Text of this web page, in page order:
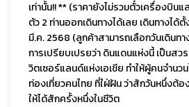
เท่านั้น!! ** (ราคายังไม่รวมตั๋วเครื่องบิน
ตัว 2 ท่านออกเดินทางได้เลย เดินทางได้
มี.ค. 2568 (ลูกค้าสามารถเลือกวันเดินทา
การเปรียบเปรยว่า ดินแดนแห่งนี้ เป็นส
วิตเซอร์แลนด์แห่งเอเชีย ทำให้ผู้คนจำนว
ท่องเที่ยวคนไทย ที่ใฝ่ฝัน ว่าสักวันหนึ่งต้อ
ให้ได้สักครั้งหนึ่งในชีวิต